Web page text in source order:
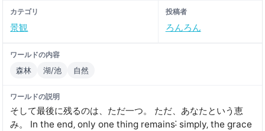
カテゴリ
景観
投稿者
ろんろん
ワールドの内容
森林 湖/池 自然
ワールドの説明
そして最後に残るのは、ただ一つ。 ただ、あなたという恵
み。 In the end‚ only one thing remains˸ simply‚ the grace